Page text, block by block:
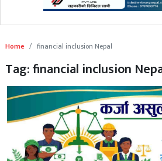
सम्पर्क
Home financial inclusion Nepal
Tag: financial inclusion